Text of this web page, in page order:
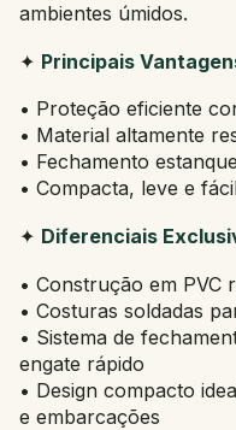
ambientes úmidos.
✦ Principais
• Proteção eficiente
• Material altamente
• Fechamento
• Compacta, leve e
✦ Diferenciais
• Construção em PVC
• Costuras soldadas
• Sistema de
engate rápido
• Design compacto
e embarcações